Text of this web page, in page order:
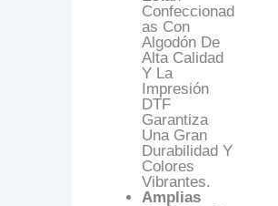
Confeccionad
As Con
Algodón De
Alta Calidad
Y La
Impresión
DTF
Garantiza
Una Gran
Durabilidad Y
Colores
Vibrantes.
Amplias